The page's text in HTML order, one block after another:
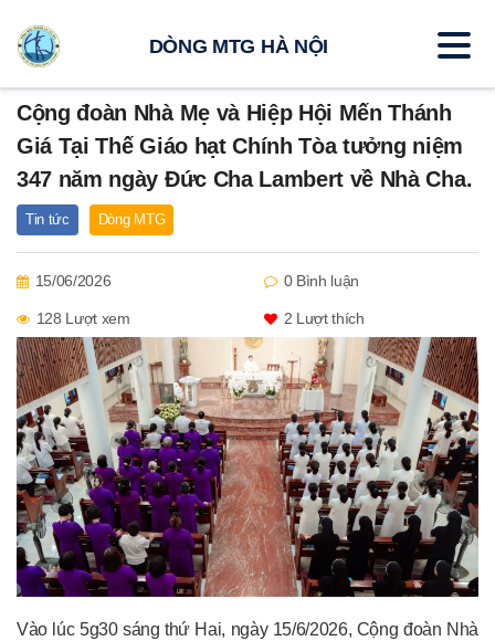
Cộng đoàn Nhà Mẹ và Hiệp Hội Mến Thánh
Giá Tại Thế Giáo hạt Chính Tòa tưởng niệm
347 năm ngày Đức Cha Lambert về Nhà Cha.
Tin tức Dòng MTG
15/06/2026 0 Bình luận
128 Lượt xem 2 Lượt thích
Vào lúc 5g30 sáng thứ Hai, ngày 15/6/2026, Cộng đoàn Nhà
DÒNG MTG HÀ NỘI